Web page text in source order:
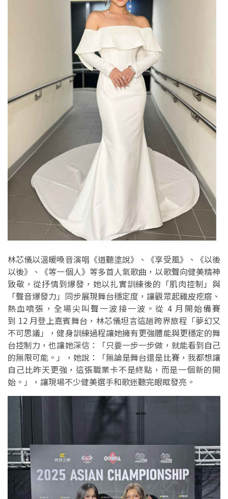
林芯儀以溫暖嗓音演唱《道聽塗說》、《享受風》、《以後
以後》、《等一個人》等多首人氣歌曲，以歌聲向健美精神
致敬，從抒情到爆發，她以扎實訓練後的「肌肉控制」與
「聲音爆發力」同步展現舞台穩定度，讓觀眾起雞皮疙瘩、
熱血噴張，全場尖叫聲一波接一波。從 4 月開始備賽
到 12 月登上嘉賓舞台，林芯儀坦言這趟跨界旅程「夢幻又
不可思議」，健身訓練過程讓她擁有更強體能與更穩定的舞
台控制力，也讓她深信：「只要一步一步做，就能看到自己
的無限可能。」，她說：「無論是舞台還是比賽，我都想讓
自己比昨天更強，這張職業卡不是終點，而是一個新的開
始。」，讓現場不少健美選手和歌迷聽完眼眶發亮。